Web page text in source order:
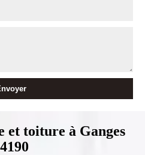
et toiture à Ganges